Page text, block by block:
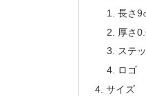
長さ9
厚さ
ステ
ロゴ
サイズ